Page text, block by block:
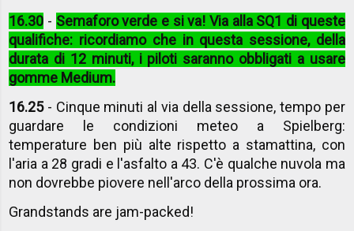
16.30 - Semaforo verde e si va! Via alla SQ1 di queste
qualifiche: ricordiamo che in questa sessione, della
durata di 12 minuti, i piloti saranno obbligati a usare
gomme Medium.
16.25- Cinque minuti al via della sessione, tempo per
guardare le condizioni meteo a Spielberg:
temperature ben più alte rispetto a stamattina, con
l'aria a 28 gradi e l'asfalto a 43. C'è qualche nuvola ma
non dovrebbe piovere nell'arco della prossima ora.
Grandstands are jam-packed!